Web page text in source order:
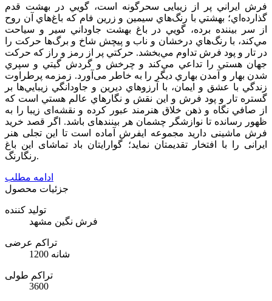
فرش ايراني پر از زيبایی سحرگونه است، گويي در بهشت قدم
گذارده‌اي؛ بهشتي با رنگ‌هاي سيمين و زرين فام كه باغ‌هاي آن روح
از سر بيننده برده، ‌گويي در باغ بهشت جاوداني سير و سياحت
مي‌كند، با رنگ‌هاي درخشان و ناب و پیچش شاخ و برگ‌ها حركت را
در تار و پود فرش تداوم مي‌بخشد. حركتي پر از رمز و راز كه حركت
جهان هستي را تداعي مي‌كند و چرخش و گردش گيتي و سپري
شدن بهار و آمدن بهاري ديگر را به خاطر می‌آورد. زمزمه پرطراوت
زندگي با عشق و ايمان، با آرزوهاي ديرين و جاودانگي زيبايي‌ها بر
گستره تار و پود فرش و اين نقش و نگارهاي عالم هستي است كه
از صافي نگاه و ذهن خلاق هنرمند عبور كرده و نقشه‌ای زیبا را به
ظهور رسانده تا نوازشگر چشمان هر بیننده­ای باشد. اگر قصد خرید
فرش ماشینی دارید مجموعه ایفرش آماده است تا این تجلی هنر
ایرانی را با افتخار تقدیمتان نماید؛ گوارایتان باد تماشای این باغ
رنگارنگ.
ادامه مطلب
جزئیات محصول
تولید کننده
فرش نگین مشهد
تراکم عرضی
1200 شانه
تراکم طولی
3600